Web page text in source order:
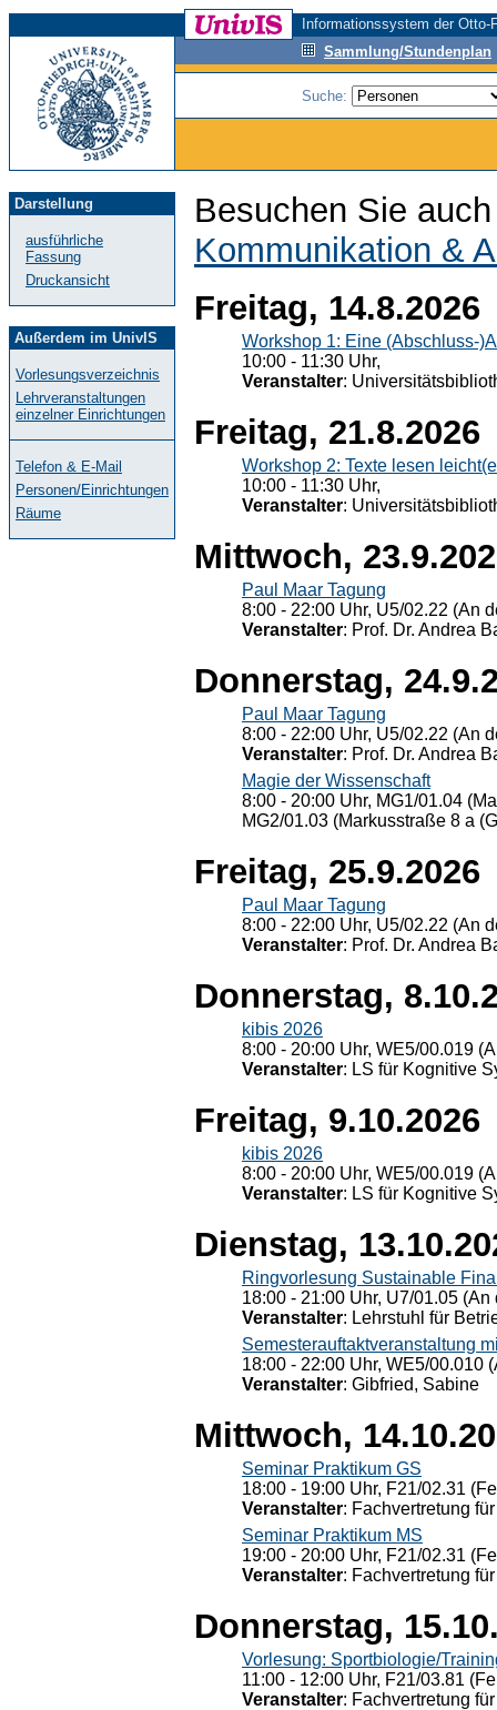
Informationssystem der
Sammlung/Stundenplan
Suche:
Darstellung
ausführliche
Fassung
Druckansicht
Außerdem im UnivIS
Vorlesungsverzeichnis
Lehrveranstaltungen
einzelner Einrichtungen
Telefon & E-Mail
Personen/Einrichtungen
Räume
Besuchen Sie
Kommunikation &
Freitag, 14.8.2026
Workshop 1: Eine (Abschluss-
10:00 - 11:30 Uhr,
Veranstalter:
Freitag, 21.8.2026
Workshop 2: Texte lesen
10:00 - 11:30 Uhr,
Veranstalter:
Mittwoch,
Paul Maar Tagung
8:00 - 22:00 Uhr, U5/02.22 (An
Veranstalter: Prof. Dr. Andrea
Donnerstag,
Paul Maar Tagung
8:00 - 22:00 Uhr, U5/02.22 (An
Veranstalter: Prof. Dr. Andrea
Magie der Wissenschaft
8:00 - 20:00 Uhr, MG1/01.04
MG2/01.03 (Markusstraße 8 a
Freitag, 25.9.2026
Paul Maar Tagung
8:00 - 22:00 Uhr, U5/02.22 (An
Veranstalter: Prof. Dr. Andrea
Donnerstag,
kibis 2026
8:00 - 20:00 Uhr, WE5/00.019
Veranstalter: LS für Kognitive
Freitag, 9.10.2026
kibis 2026
8:00 - 20:00 Uhr, WE5/00.019
Veranstalter: LS für Kognitive
Dienstag,
Ringvorlesung Sustainable
18:00 - 21:00 Uhr, U7/01.05
Veranstalter: Lehrstuhl für
Semesterauftaktveranstaltung
18:00 - 22:00 Uhr, WE5/00.010
Veranstalter: Gibfried, Sabine
Mittwoch,
Seminar Praktikum GS
18:00 - 19:00 Uhr, F21/02.31
Veranstalter: Fachvertretung
Seminar Praktikum MS
19:00 - 20:00 Uhr, F21/02.31
Veranstalter: Fachvertretung
Donnerstag,
Vorlesung: Sportbiologie/
11:00 - 12:00 Uhr, F21/03.81
Veranstalter: Fachvertretung